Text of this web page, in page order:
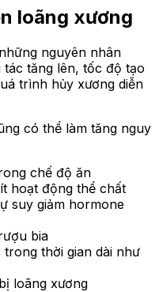
loãng xương
nguyên nhân
tăng lên, tốc độ tạo
trình hủy xương diễn
có thể làm tăng nguy
chế độ ăn
hoạt động thể chất
suy giảm hormone
bia
thời gian dài như
loãng xương